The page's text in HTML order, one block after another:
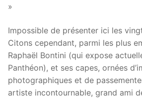
»
Impossible de présenter ici les
Citons cependant, parmi les plus
Raphaël Bontini (qui expose
Panthéon), et ses capes, ornées
photographiques et de
artiste incontournable, grand ami